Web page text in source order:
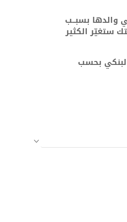
، توفي والدها بسبــب
ستغيّر الكثير
بحسب